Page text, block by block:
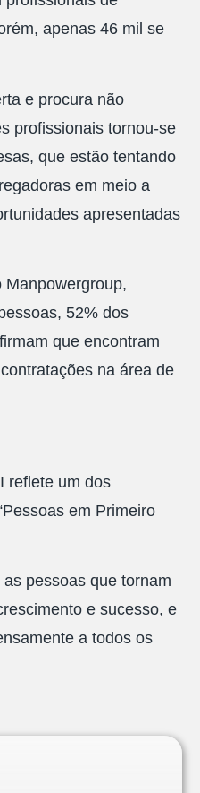
apenas 46 mil se
e procura não
profissionais tornou-se
que estão tentando
em meio a
apresentadas
Manpowergroup,
52% dos
que encontram
na área de
reflete um dos
em Primeiro
pessoas que tornam
e sucesso, e
a todos os